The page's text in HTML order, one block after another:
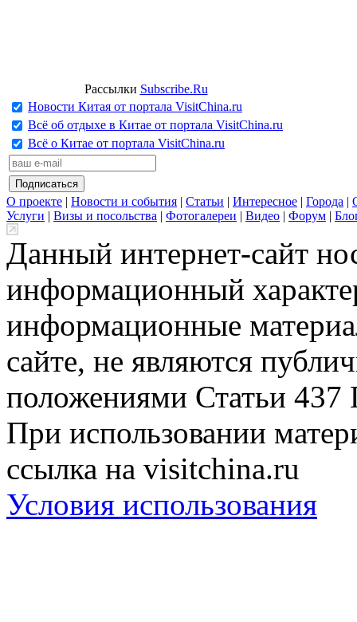
Рассылки Subscribe.Ru
Новости Китая от портала VisitChina.ru
Всё об отдыхе в Китае от портала VisitChina.ru
Всё о Китае от портала VisitChina.ru
О проекте | Новости и события | Статьи | Интересное | Города |
Услуги | Визы и посольства | Фотогалереи | Видео | Форум |
Данный интернет-сайт
информационный
информационные
сайте, не являются
положениями Статьи 437
При использовании
ссылка на visitchina.ru
Условия использования